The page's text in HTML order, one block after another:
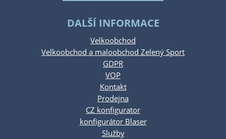
DALŠÍ INFORMACE
Velkoobchod
Velkoobchod a maloobchod Zelený Sport
GDPR
VOP
Kontakt
Prodejna
CZ konfigurator
konfigurátor Blaser
Služby